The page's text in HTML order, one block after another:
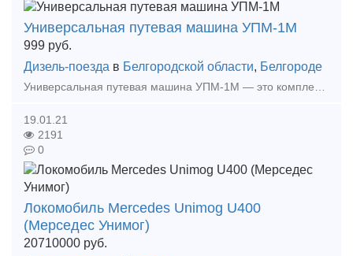
Универсальная путевая машина УПМ-1М
999 руб.
Дизель-поезда в Белгородской области, Белгороде
19.01.21
2191
0
Локомобиль Mercedes Unimog U400
(Мерседес Унимог)
20710000 руб.